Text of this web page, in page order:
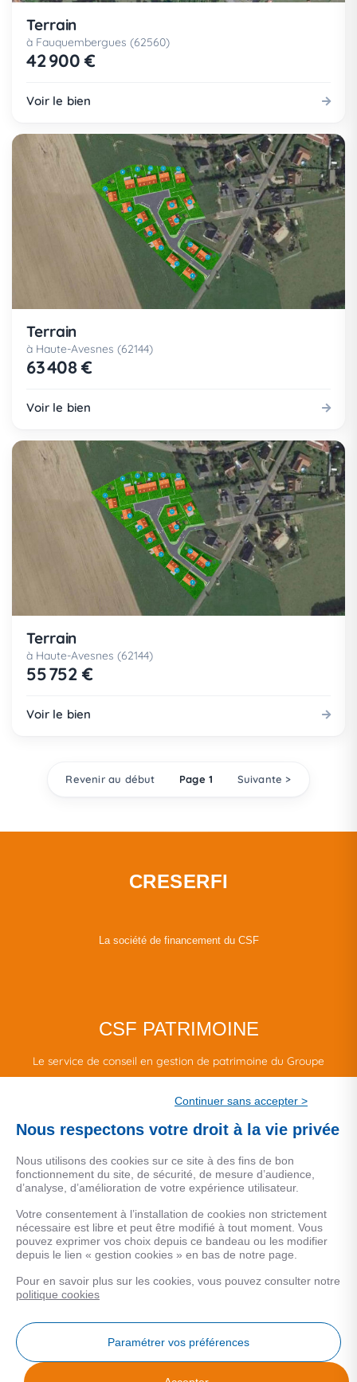
Terrain
à Fauquembergues (62560)
42 900 €
Voir le bien
Terrain
à Haute-Avesnes (62144)
63 408 €
Voir le bien
Terrain
à Haute-Avesnes (62144)
55 752 €
Voir le bien
Revenir au début Page 1 Suivante >
CRESERFI
La société de financement du CSF
CSF PATRIMOINE
Le service de conseil en gestion de patrimoine du Groupe
MENTIONS LEGALES
Données personnelles
COOKIES
Continuer sans accepter >
Nous respectons votre droit à la vie privée
Nous utilisons des cookies sur ce site à des fins de bon
fonctionnement du site, de sécurité, de mesure d’audience,
d’analyse, d’amélioration de votre expérience utilisateur.
Votre consentement à l’installation de cookies non strictement
nécessaire est libre et peut être modifié à tout moment. Vous
pouvez exprimer vos choix depuis ce bandeau ou les modifier
depuis le lien « gestion cookies » en bas de notre page.
Pour en savoir plus sur les cookies, vous pouvez consulter notre
politique cookies
Paramétrer vos préférences